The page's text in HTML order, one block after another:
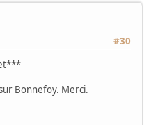
#30
Bonnefoy. Merci.